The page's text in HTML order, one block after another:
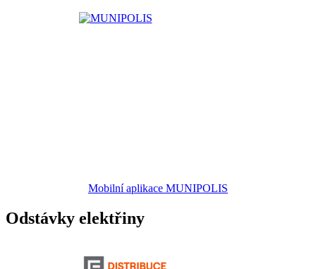
Mobilní aplikace MUNIPOLIS
Odstávky elektřiny